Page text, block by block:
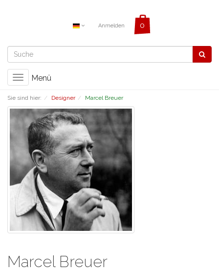
Anmelden
Toggle
Menü
Sie sind hier: Designer Marcel Breuer
Marcel Breuer